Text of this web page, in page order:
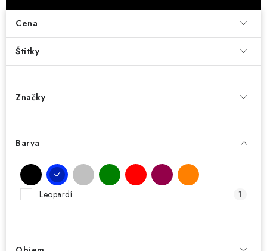
Cena
Štítky
Značky
Barva
Leopardí 1